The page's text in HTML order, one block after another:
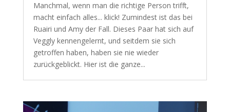
Manchmal, wenn man die richtige Person trifft,
macht einfach alles... klick! Zumindest ist das bei
Ruairi und Amy der Fall. Dieses Paar hat sich auf
Veggly kennengelernt, und seitdem sie sich
getroffen haben, haben sie nie wieder
zurückgeblickt. Hier ist die ganze...